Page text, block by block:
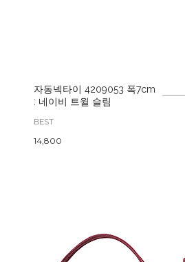
자동넥타이 4209053 폭7cm
: 네이비 트윌 슬림
BEST
14,800